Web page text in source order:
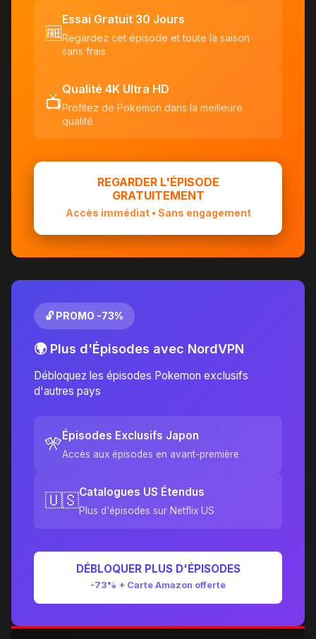
🆓
Essai Gratuit 30 Jours
Regardez cet épisode et toute la saison
sans frais
📺
Qualité 4K Ultra HD
Profitez de Pokemon dans la meilleure
qualité
REGARDER L'ÉPISODE
GRATUITEMENT
Accès immédiat • Sans engagement
🔓 PROMO -73%
🌍 Plus d'Épisodes avec NordVPN
Débloquez les épisodes Pokemon exclusifs
d'autres pays
🎌Épisodes Exclusifs Japon
Accès aux épisodes en avant-première
🇺🇸Catalogues US Étendus
Plus d'épisodes sur Netflix US
DÉBLOQUER PLUS D'ÉPISODES
-73% + Carte Amazon offerte